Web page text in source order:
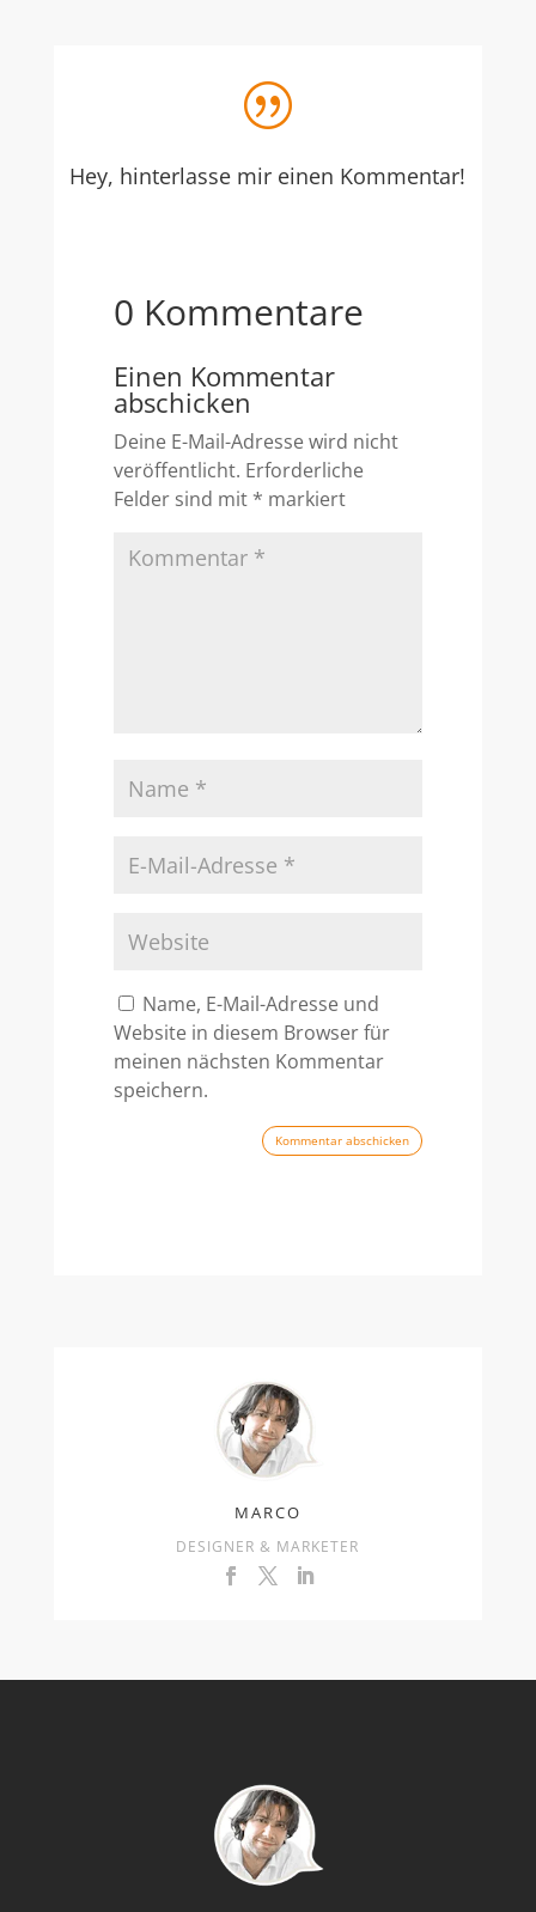
|
Hey, hinterlasse mir einen Kommentar!
0 Kommentare
Einen Kommentar
abschicken
Deine E-Mail-Adresse wird nicht
veröffentlicht. Erforderliche
Felder sind mit * markiert
Name, E-Mail-Adresse und
Website in diesem Browser für
meinen nächsten Kommentar
speichern.
Kommentar abschicken
MARCO
DESIGNER & MARKETER